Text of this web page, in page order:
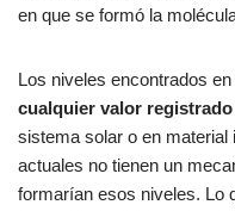
en que se formó la
Los niveles encontrados
cualquier valor
sistema solar o en
actuales no tienen un
formarían esos niveles. Lo